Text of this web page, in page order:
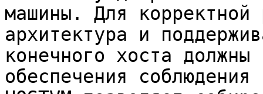
машины. Для корректной
архитектура и
конечного хоста
обеспечения